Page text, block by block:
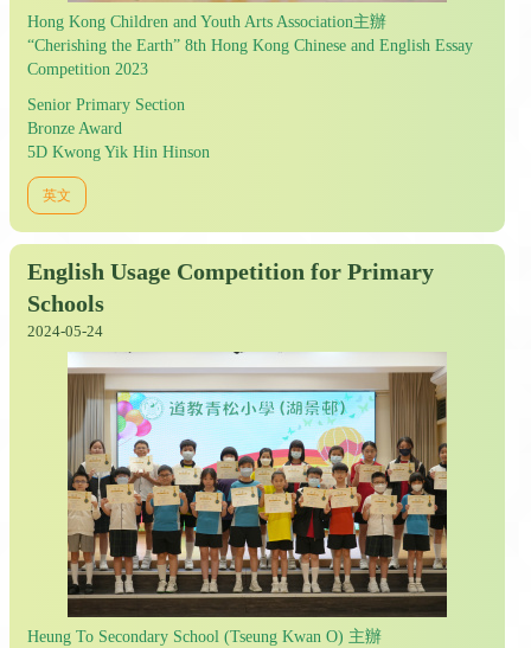
Hong Kong Children and Youth Arts Association主辦
“Cherishing the Earth” 8th Hong Kong Chinese and English Essay
Competition 2023
Senior Primary Section
Bronze Award
5D Kwong Yik Hin Hinson
英文
English Usage Competition for Primary
Schools
2024-05-24
Heung To Secondary School (Tseung Kwan O) 主辦